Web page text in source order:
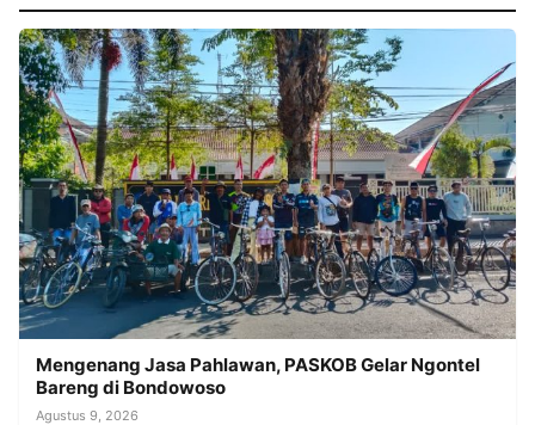
Mengenang Jasa Pahlawan, PASKOB Gelar Ngontel
Bareng di Bondowoso
Agustus 9, 2026